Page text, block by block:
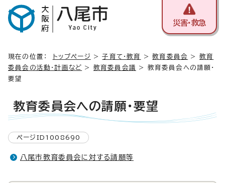
災害・救急
現在の位置： トップページ >子育て・教育 >教育委員会 > 教育
委員会の活動・計画など > 教育委員会議
> 教育委員会への請願・
要望
教育委員会への請願・要望
ページID1008690
八尾市教育委員会に対する請願等